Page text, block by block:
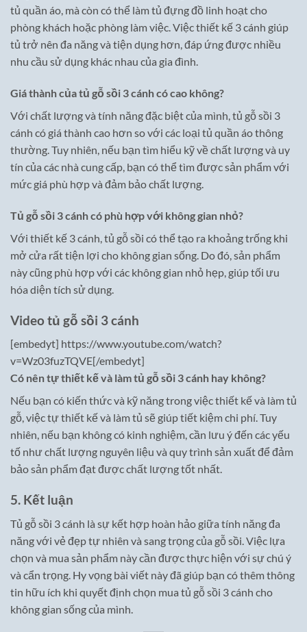
tủ quần áo, mà còn có thể làm tủ đựng đồ linh hoạt cho
phòng khách hoặc phòng làm việc. Việc thiết kế 3 cánh giúp
tủ trở nên đa năng và tiện dụng hơn, đáp ứng được nhiều
nhu cầu sử dụng khác nhau của gia đình.
Giá thành của tủ gỗ sồi 3 cánh có cao không?
Với chất lượng và tính năng đặc biệt của mình, tủ gỗ sồi 3
cánh có giá thành cao hơn so với các loại tủ quần áo thông
thường. Tuy nhiên, nếu bạn tìm hiểu kỹ về chất lượng và uy
tín của các nhà cung cấp, bạn có thể tìm được sản phẩm với
mức giá phù hợp và đảm bảo chất lượng.
Tủ gỗ sồi 3 cánh có phù hợp với không gian nhỏ?
Với thiết kế 3 cánh, tủ gỗ sồi có thể tạo ra khoảng trống khi
mở cửa rất tiện lợi cho không gian sống. Do đó, sản phẩm
này cũng phù hợp với các không gian nhỏ hẹp, giúp tối ưu
hóa diện tích sử dụng.
Video tủ gỗ sồi 3 cánh
[embedyt] https://www.youtube.com/watch?
v=Wz03fuzTQVE[/embedyt]
Có nên tự thiết kế và làm tủ gỗ sồi 3 cánh hay không?
Nếu bạn có kiến thức và kỹ năng trong việc thiết kế và làm tủ
gỗ, việc tự thiết kế và làm tủ sẽ giúp tiết kiệm chi phí. Tuy
nhiên, nếu bạn không có kinh nghiệm, cần lưu ý đến các yếu
tố như chất lượng nguyên liệu và quy trình sản xuất để đảm
bảo sản phẩm đạt được chất lượng tốt nhất.
5. Kết luận
Tủ gỗ sồi 3 cánh là sự kết hợp hoàn hảo giữa tính năng đa
năng với vẻ đẹp tự nhiên và sang trọng của gỗ sồi. Việc lựa
chọn và mua sản phẩm này cần được thực hiện với sự chú ý
và cẩn trọng. Hy vọng bài viết này đã giúp bạn có thêm thông
tin hữu ích khi quyết định chọn mua tủ gỗ sồi 3 cánh cho
không gian sống của mình.